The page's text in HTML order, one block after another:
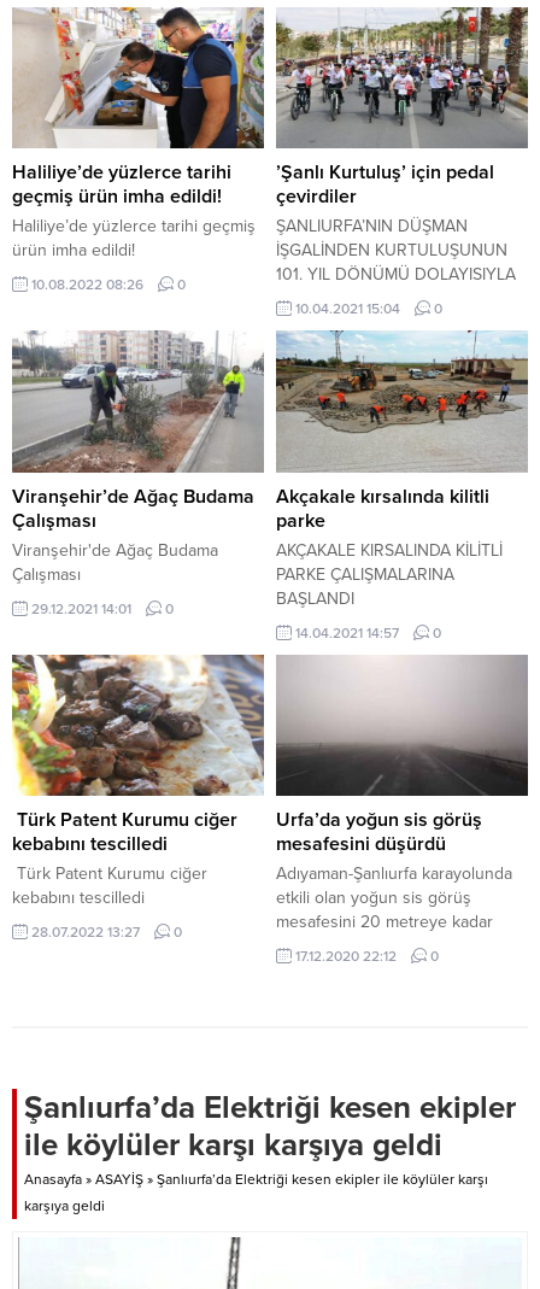
Haliliye’de yüzlerce tarihi
geçmiş ürün imha edildi!
Haliliye’de yüzlerce tarihi geçmiş
ürün imha edildi!
10.08.2022 08:26 0
’Şanlı Kurtuluş’ için pedal
çevirdiler
ŞANLIURFA’NIN DÜŞMAN
İŞGALİNDEN KURTULUŞUNUN
101. YIL DÖNÜMÜ DOLAYISIYLA
BİR ARAYA GELEN BİSİKLET VE
MOTOSİKLET TUTKUNLARI
PEDAL ÇEVİREREK
KURTULUŞUN YILDÖNÜMÜNÜ
KUTLADI.
10.04.2021 15:04 0
Viranşehir’de Ağaç Budama
Çalışması
Viranşehir'de Ağaç Budama
Çalışması
29.12.2021 14:01 0
Akçakale kırsalında kilitli
parke
AKÇAKALE KIRSALINDA KİLİTLİ
PARKE ÇALIŞMALARINA
BAŞLANDI
14.04.2021 14:57 0
Türk Patent Kurumu ciğer
kebabını tescilledi
Türk Patent Kurumu ciğer
kebabını tescilledi
28.07.2022 13:27 0
Urfa’da yoğun sis görüş
mesafesini düşürdü
Adıyaman-Şanlıurfa karayolunda
etkili olan yoğun sis görüş
mesafesini 20 metreye kadar
düşürdü.
17.12.2020 22:12 0
Şanlıurfa’da Elektriği kesen ekipler
ile köylüler karşı karşıya geldi
Anasayfa » ASAYİŞ » Şanlıurfa’da Elektriği kesen ekipler ile köylüler karşı
karşıya geldi